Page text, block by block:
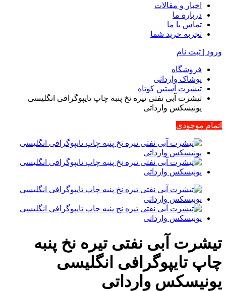
اخبار و مقالات
درباره ما
تماس با ما
تجربه خرید شما
ورود | ثبت نام
فروشگاه
پوشاک وارداتی
تیشرت آستین کوتاه
تیشرت آبی نفتی تیره نخ پنبه چاپ تایپوگرافی انگلیسی
یونیسکس وارداتی
اتمام موجودی
تیشرت آبی نفتی تیره نخ پنبه
چاپ تایپوگرافی انگلیسی
یونیسکس وارداتی